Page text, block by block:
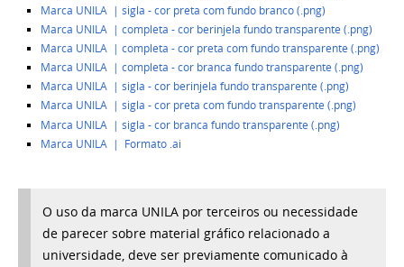
Marca UNILA | sigla - cor preta com fundo branco (.png)
Marca UNILA | completa - cor berinjela fundo transparente (.png)
Marca UNILA | completa - cor preta com fundotransparente (.png)
Marca UNILA | completa - cor branca fundo transparente (.png)
Marca UNILA | sigla - cor berinjela fundo transparente (.png)
Marca UNILA | sigla - cor preta com fundo transparente (.png)
Marca UNILA | sigla - cor branca fundo transparente (.png)
Marca UNILA | Formato .ai
O uso da marca UNILA por terceiros ou necessidade
de parecer sobre material gráfico relacionado a
universidade, deve ser previamente comunicado à